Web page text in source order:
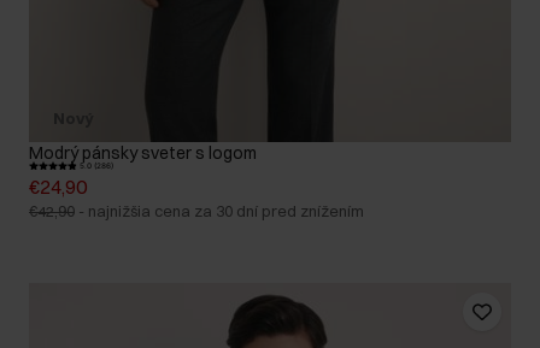
Modrý pánsky sveter s logom
5.0 (286)
€24,90
€42,90 - najnižšia cena za 30 dní pred znížením